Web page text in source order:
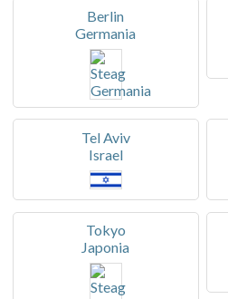
Berlin
Germania
Tel Aviv
Israel
Tokyo
Japonia